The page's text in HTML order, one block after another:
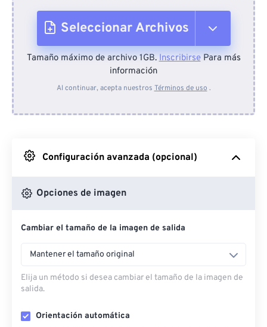
Seleccionar Archivos
Desde el dispositivo
Desde Google Drive
Desde OneDrive
Desde URL
Tamaño máximo de archivo 1GB.InscribirsePara más
información
Al continuar, acepta nuestros Términos de uso .
Configuración avanzada (opcional)
Opciones de imagen
Cambiar el tamaño de la imagen de salida
Mantener el tamaño original
Elija un método si desea cambiar el tamaño de la imagen de
salida.
Orientación automática